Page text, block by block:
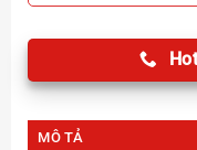
MÔ TẢ